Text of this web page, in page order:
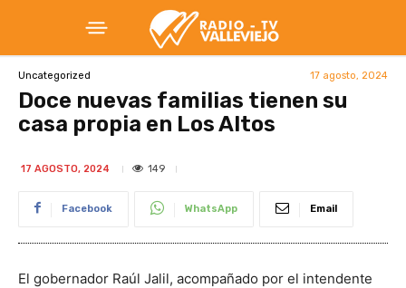
Uncategorized 17 agosto, 2024
Doce nuevas familias tienen su
casa propia en Los Altos
17 AGOSTO, 2024 149
Facebook WhatsApp Email
El gobernador Raúl Jalil, acompañado por el intendente